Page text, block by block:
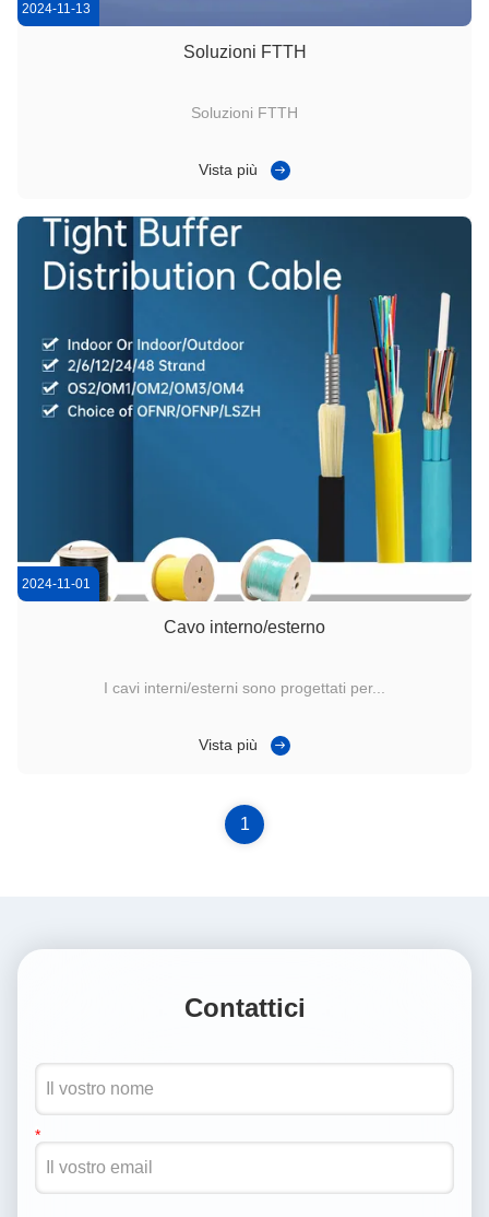
2024-11-13
Soluzioni FTTH
Soluzioni FTTH
Vista più
2024-11-01
Cavo interno/esterno
I cavi interni/esterni sono progettati per...
Vista più
1
Contattici